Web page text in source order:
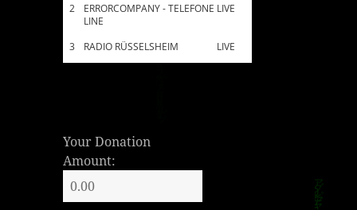
2
LIVE
ERRORCOMPANY - TELEFONE
LINE
3
LIVE
RADIO RÜSSELSHEIM
Your Donation
Amount: